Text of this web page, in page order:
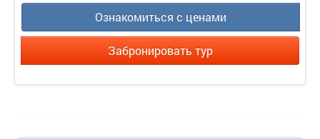
Ознакомиться с ценами
Забронировать тур